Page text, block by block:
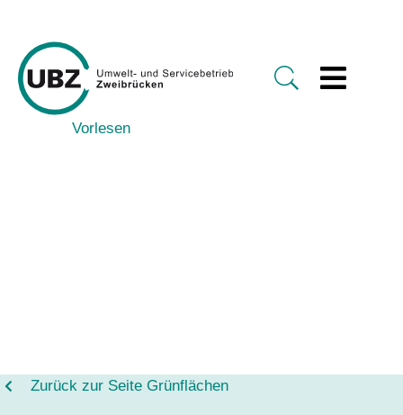
Vorlesen
Zurück zur Seite Grünflächen